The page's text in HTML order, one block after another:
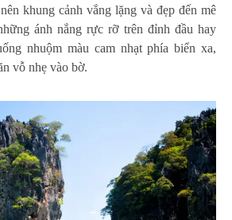
khung cảnh vắng lặng và đẹp đến mê
ánh nắng rực rỡ trên đỉnh đầu hay
nhuộm màu cam nhạt phía biển xa,
vỗ nhẹ vào bờ.